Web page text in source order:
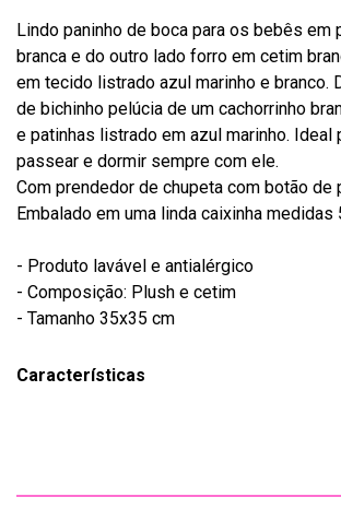
Lindo paninho de boca para os bebês em
branca e do outro lado forro em cetim
em tecido listrado azul marinho e branco.
de bichinho pelúcia de um cachorrinho
e patinhas listrado em azul marinho. Ideal
passear e dormir sempre com ele.
Com prendedor de chupeta com botão de
Embalado em uma linda caixinha medidas
- Produto lavável e antialérgico
- Composição: Plush e cetim
- Tamanho 35x35 cm
Características